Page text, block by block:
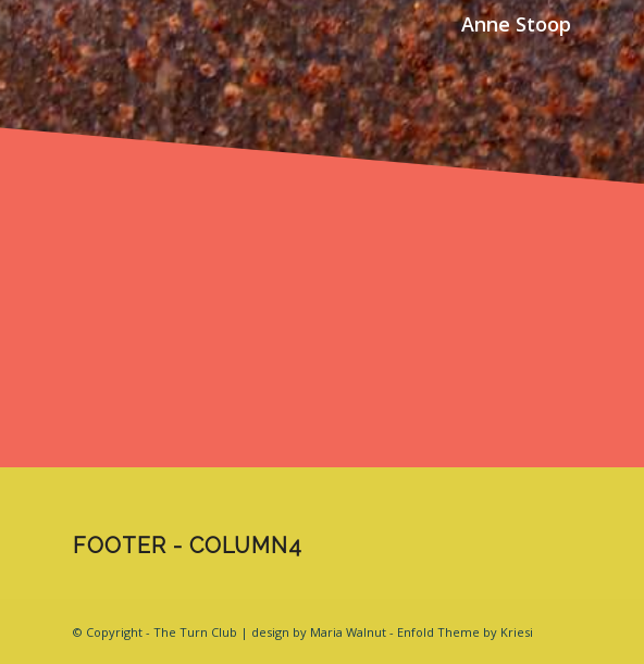
Anne Stoop
FOOTER - COLUMN4
© Copyright - The Turn Club | design by Maria Walnut - Enfold Theme by Kriesi